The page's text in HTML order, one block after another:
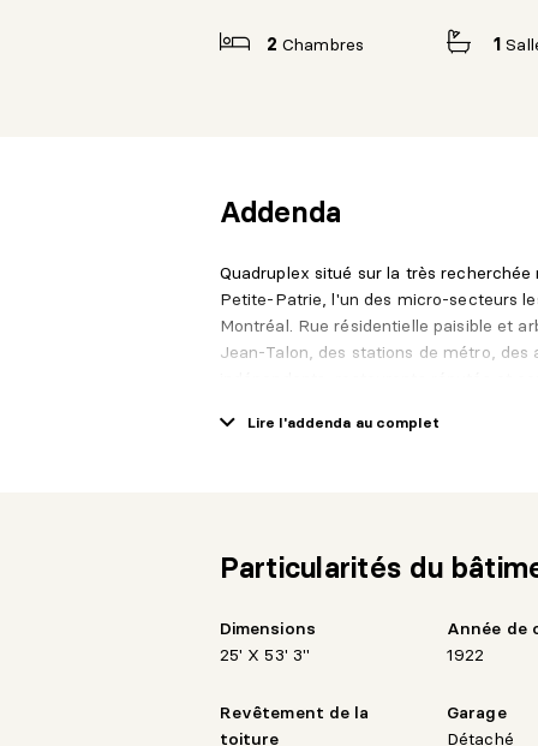
2Chambres 1
Addenda
Quadruplex situé sur la très
Petite-Patrie, l'un des micro-secteurs
Montréal. Rue résidentielle paisible et
Jean-Talon, des stations de métro,
rendement.
attractivité. Plusieurs immeubles
Lire l'addenda au complet
Particularités du
Dimensions
25' X 53' 3"
Année de
1922
Revêtement de la
toiture
Garage
Détaché